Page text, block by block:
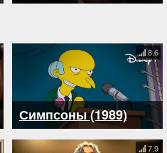
Симпсоны (1989)
8.6
7.9